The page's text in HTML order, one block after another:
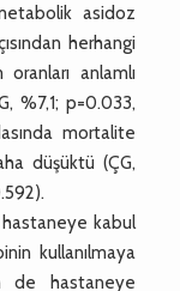
asidoz
herhangi
anlamlı
%7,1; p=0.033,
mortalite
düşüktü (ÇG,
hastaneye kabul
kullanılmaya
de hastaneye